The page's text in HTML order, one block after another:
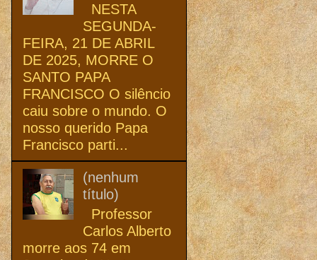
NESTA
SEGUNDA-
FEIRA, 21 DE ABRIL
DE 2025, MORRE O
SANTO PAPA
FRANCISCO O silêncio
caiu sobre o mundo. O
nosso querido Papa
Francisco parti...
(nenhum
título)
Professor
Carlos Alberto
morre aos 74 em